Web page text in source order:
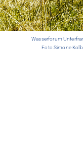
Wasserforum
Foto Simone Kolb